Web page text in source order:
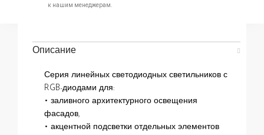
к нашим менеджерам.
Описание
Серия линейных светодиодных светильников с
RGB-диодами для:
• заливного архитектурного освещения
фасадов,
• акцентной подсветки отдельных элементов